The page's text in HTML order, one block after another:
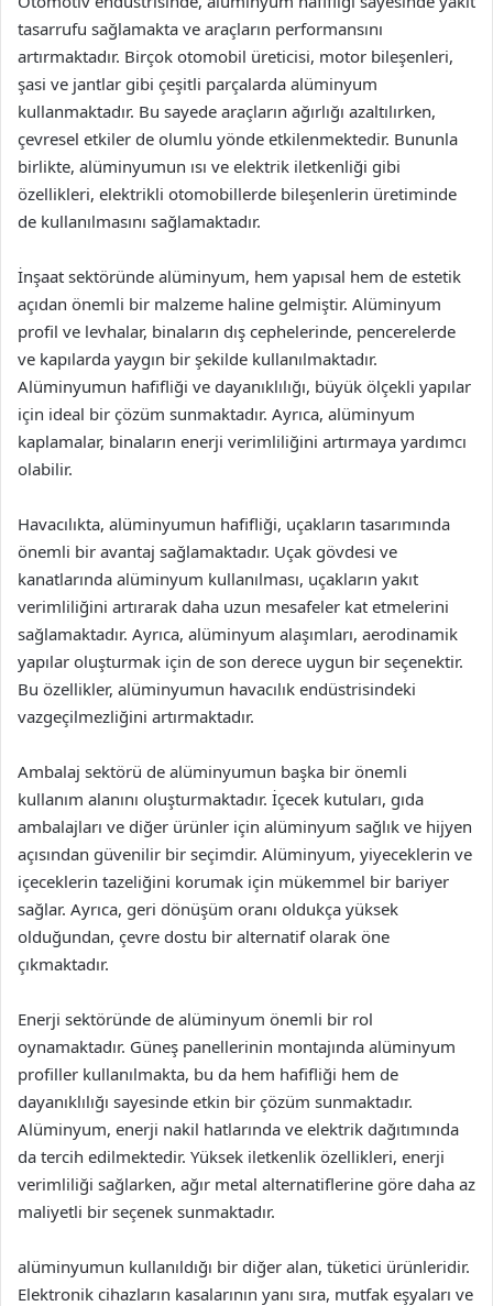
tasarrufu sağlamakta ve araçların performansını
artırmaktadır. Birçok otomobil üreticisi, motor bileşenleri,
şasi ve jantlar gibi çeşitli parçalarda alüminyum
kullanmaktadır. Bu sayede araçların ağırlığı azaltılırken,
çevresel etkiler de olumlu yönde etkilenmektedir. Bununla
birlikte, alüminyumun ısı ve elektrik iletkenliği gibi
özellikleri, elektrikli otomobillerde bileşenlerin üretiminde
de kullanılmasını sağlamaktadır.
İnşaat sektöründe alüminyum, hem yapısal hem de estetik
açıdan önemli bir malzeme haline gelmiştir. Alüminyum
profil ve levhalar, binaların dış cephelerinde, pencerelerde
ve kapılarda yaygın bir şekilde kullanılmaktadır.
Alüminyumun hafifliği ve dayanıklılığı, büyük ölçekli yapılar
için ideal bir çözüm sunmaktadır. Ayrıca, alüminyum
kaplamalar, binaların enerji verimliliğini artırmaya yardımcı
olabilir.
Havacılıkta, alüminyumun hafifliği, uçakların tasarımında
önemli bir avantaj sağlamaktadır. Uçak gövdesi ve
kanatlarında alüminyum kullanılması, uçakların yakıt
verimliliğini artırarak daha uzun mesafeler kat etmelerini
sağlamaktadır. Ayrıca, alüminyum alaşımları, aerodinamik
yapılar oluşturmak için de son derece uygun bir seçenektir.
Bu özellikler, alüminyumun havacılık endüstrisindeki
vazgeçilmezliğini artırmaktadır.
Ambalaj sektörü de alüminyumun başka bir önemli
kullanım alanını oluşturmaktadır. İçecek kutuları, gıda
ambalajları ve diğer ürünler için alüminyum sağlık ve hijyen
açısından güvenilir bir seçimdir. Alüminyum, yiyeceklerin ve
içeceklerin tazeliğini korumak için mükemmel bir bariyer
sağlar. Ayrıca, geri dönüşüm oranı oldukça yüksek
olduğundan, çevre dostu bir alternatif olarak öne
çıkmaktadır.
Enerji sektöründe de alüminyum önemli bir rol
oynamaktadır. Güneş panellerinin montajında alüminyum
profiller kullanılmakta, bu da hem hafifliği hem de
dayanıklılığı sayesinde etkin bir çözüm sunmaktadır.
Alüminyum, enerji nakil hatlarında ve elektrik dağıtımında
da tercih edilmektedir. Yüksek iletkenlik özellikleri, enerji
verimliliği sağlarken, ağır metal alternatiflerine göre daha az
maliyetli bir seçenek sunmaktadır.
alüminyumun kullanıldığı bir diğer alan, tüketici ürünleridir.
Elektronik cihazların kasalarının yanı sıra, mutfak eşyaları ve